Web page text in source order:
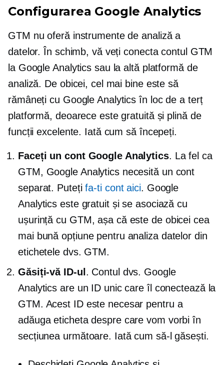
Configurarea Google Analytics
GTM nu oferă instrumente de analiză a
datelor. În schimb, vă veți conecta contul GTM
la Google Analytics sau la altă platformă de
analiză. De obicei, cel mai bine este să
rămâneți cu Google Analytics în loc de a terț
platformă, deoarece este gratuită și plină de
funcții excelente. Iată cum să începeți.
Faceți un cont Google Analytics. La fel ca
GTM, Google Analytics necesită un cont
separat. Putețifa-ti cont aici. Google
Analytics este gratuit și se asociază cu
ușurință cu GTM, așa că este de obicei cea
mai bună opțiune pentru analiza datelor din
etichetele dvs. GTM.
Găsiți-vă ID-ul . Contul dvs. Google
Analytics are un ID unic care îl conectează la
GTM. Acest ID este necesar pentru a
adăuga eticheta despre care vom vorbi în
secțiunea următoare. Iată cum să-l găsești.